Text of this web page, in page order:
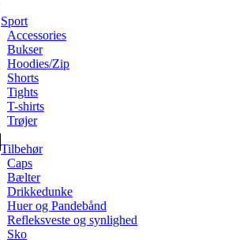
Sport
Accessories
Bukser
Hoodies/Zip
Shorts
Tights
T-shirts
Trøjer
Tilbehør
Caps
Bælter
Drikkedunke
Huer og Pandebånd
Refleksveste og synlighed
Sko